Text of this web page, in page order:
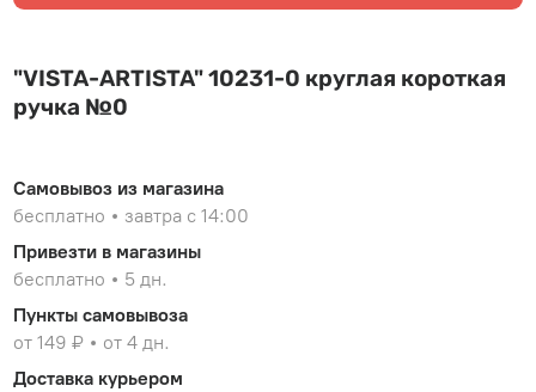
"VISTA-ARTISTA" 10231-0 круглая короткая
ручка №0
Самовывоз из магазина
бесплатно
завтра с 14:00
Привезти в магазины
бесплатно
5 дн.
Пункты самовывоза
от 149 ₽
от 4 дн.
Доставка курьером